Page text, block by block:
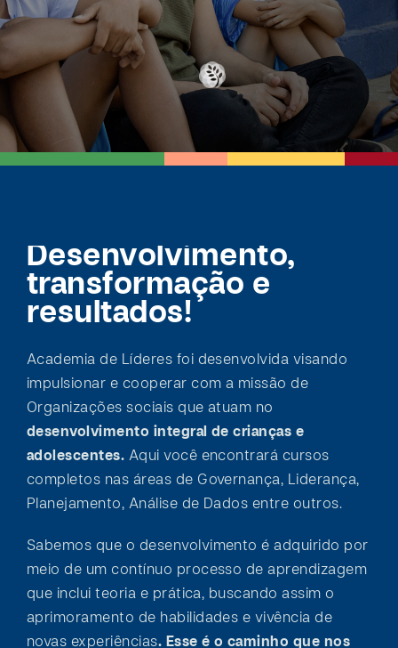
Desenvolvimento,
transformação e
resultados!
Academia de Líderes foi desenvolvida visando
impulsionar e cooperar com a missão de
Organizações sociais que atuam no
desenvolvimento integral de crianças e
adolescentes. Aqui você encontrará cursos
completos nas áreas de Governança, Liderança,
Planejamento, Análise de Dados entre outros.
Sabemos que o desenvolvimento é adquirido por
meio de um contínuo processo de aprendizagem
que inclui teoria e prática, buscando assim o
aprimoramento de habilidades e vivência de
novas experiências. Esse é o caminho que nos